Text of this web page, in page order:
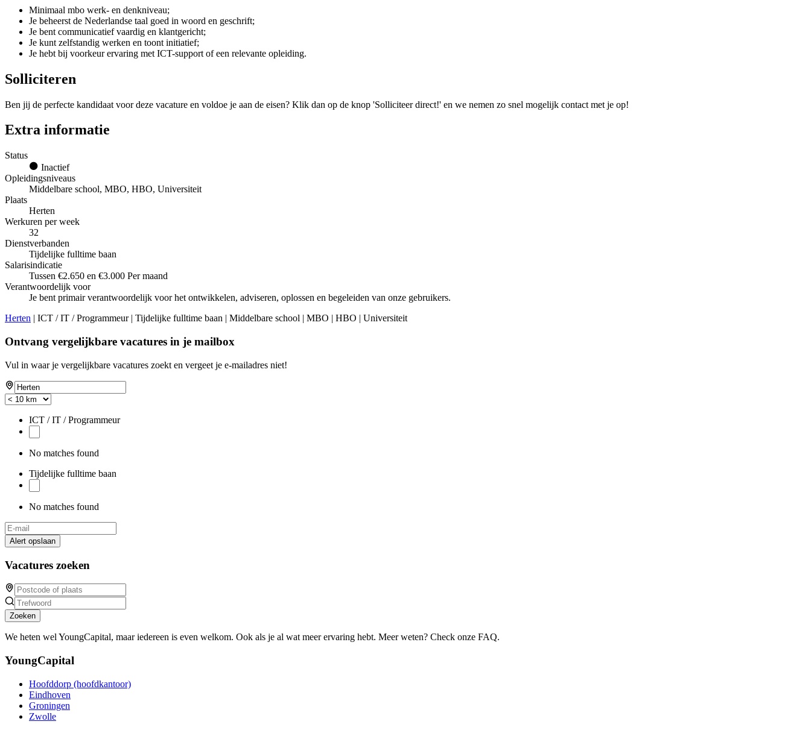
Minimaal mbo werk- en denkniveau;
Je beheerst de Nederlandse taal goed in woord en geschrift;
Je bent communicatief vaardig en klantgericht;
Je kunt zelfstandig werken en toont initiatief;
Je hebt bij voorkeur ervaring met ICT-support of een relevante opleiding.
Solliciteren
Ben jij de perfecte kandidaat voor deze vacature en voldoe je aan de eisen? Klik dan op de knop 'Solliciteer direct!' en we nemen zo snel mogelijk contact met je op!
Extra informatie
Status
Inactief
Opleidingsniveaus
Middelbare school, MBO, HBO, Universiteit
Plaats
Herten
Werkuren per week
32
Dienstverbanden
Tijdelijke fulltime baan
Salarisindicatie
Tussen €2.650 en €3.000 Per maand
Verantwoordelijk voor
Je bent primair verantwoordelijk voor het ontwikkelen, adviseren, oplossen en begeleiden van onze gebruikers.
Herten | ICT / IT / Programmeur | Tijdelijke fulltime baan | Middelbare school | MBO | HBO | Universiteit
Ontvang vergelijkbare vacatures in je mailbox
Vul in waar je vergelijkbare vacatures zoekt en vergeet je e-mailadres niet!
ICT / IT / Programmeur
No matches found
Tijdelijke fulltime baan
No matches found
Alert opslaan
Vacatures zoeken
Zoeken
We heten wel YoungCapital, maar iedereen is even welkom. Ook als je al wat meer ervaring hebt. Meer weten? Check onze FAQ.
YoungCapital
Hoofddorp (hoofdkantoor)
Eindhoven
Groningen
Zwolle